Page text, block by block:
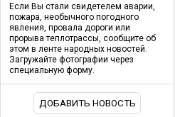
Если Вы стали свидетелем аварии,
пожара, необычного погодного
явления, провала дороги или
прорыва теплотрассы, сообщите об
этом в ленте народных новостей.
Загружайте фотографии через
специальную форму.
ДОБАВИТЬ НОВОСТЬ